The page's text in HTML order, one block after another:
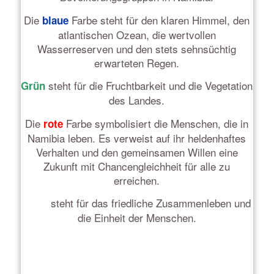
Die blaue Farbe steht für den klaren Himmel, den
atlantischen Ozean, die wertvollen
Wasserreserven und den stets sehnsüchtig
erwarteten Regen.
Grün steht für die Fruchtbarkeit und die Vegetation
des Landes.
Die rote Farbe symbolisiert die Menschen, die in
Namibia leben. Es verweist auf ihr heldenhaftes
Verhalten und den gemeinsamen Willen eine
Zukunft mit Chancengleichheit für alle zu
erreichen.
steht für das friedliche Zusammenleben und
die Einheit der Menschen.